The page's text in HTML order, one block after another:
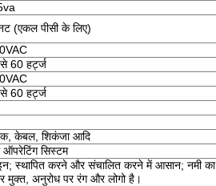
(एकल पीसी के लिए)
60 हर्ट्ज
60 हर्ट्ज
केबल, शिकंजा आदि
ऑपरेटिंग सिस्टम
स्थापित करने और संचालित करने में आसान; नमी का
मुक्त, अनुरोध पर रंग और लोगो है।